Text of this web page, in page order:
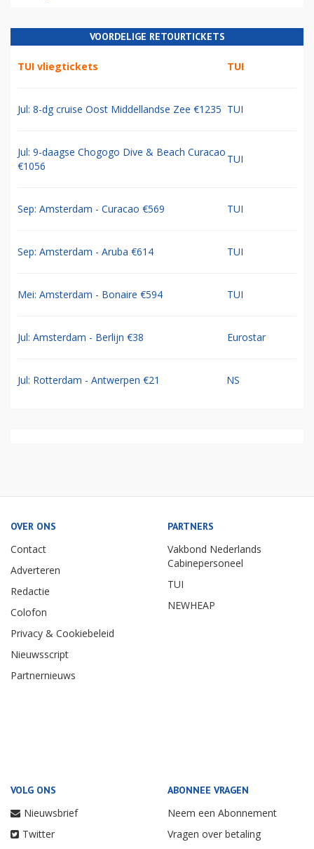
VOORDELIGE RETOURTICKETS
TUI vliegtickets TUI
Jul: 8-dg cruise Oost Middellandse Zee €1235 TUI
Jul: 9-daagse Chogogo Dive & Beach Curacao
€1056
TUI
Sep: Amsterdam - Curacao €569 TUI
Sep: Amsterdam - Aruba €614 TUI
Mei: Amsterdam - Bonaire €594 TUI
Jul: Amsterdam - Berlijn €38 Eurostar
Jul: Rotterdam - Antwerpen €21 NS
OVER ONS
Contact
Adverteren
Redactie
Colofon
Privacy & Cookiebeleid
Nieuwsscript
Partnernieuws
PARTNERS
Vakbond Nederlands
Cabinepersoneel
TUI
NEWHEAP
VOLG ONS
Nieuwsbrief
Twitter
ABONNEE VRAGEN
Neem een Abonnement
Vragen over betaling